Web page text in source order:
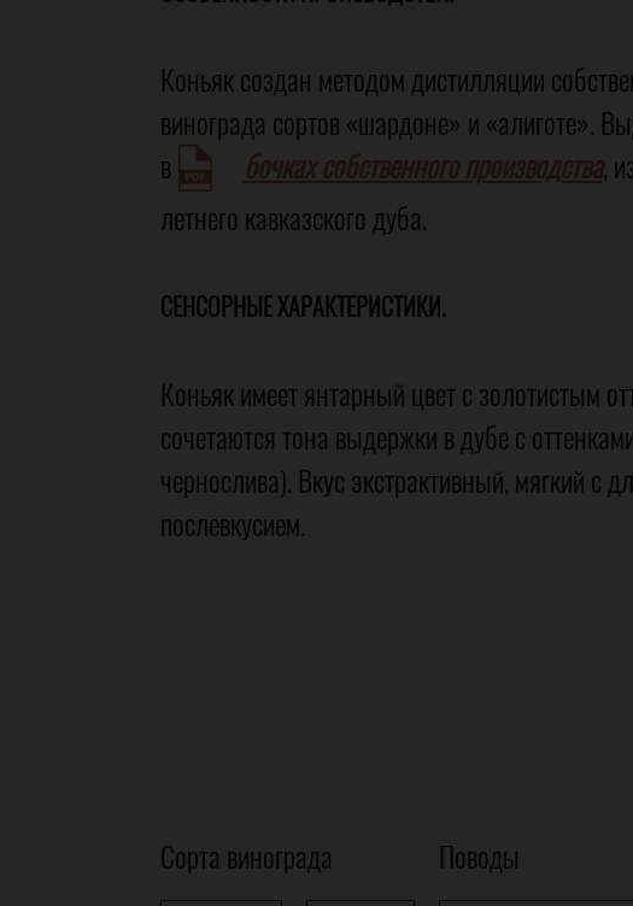
Коньяк создан методом дистилляции
винограда сортов «шардоне» и «алиготе».
в
бочках собственного производства,
летнего кавказского дуба.
СЕНСОРНЫЕ ХАРАКТЕРИСТИКИ.
Коньяк имеет янтарный цвет с золотистым
сочетаются тона выдержки в дубе с
чернослива). Вкус экстрактивный, мягкий с
послевкусием.
Сорта винограда Поводы